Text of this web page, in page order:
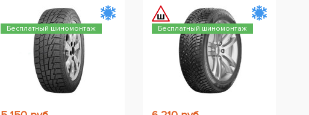
Бесплатный шиномонтаж Бесплатный шиномонтаж